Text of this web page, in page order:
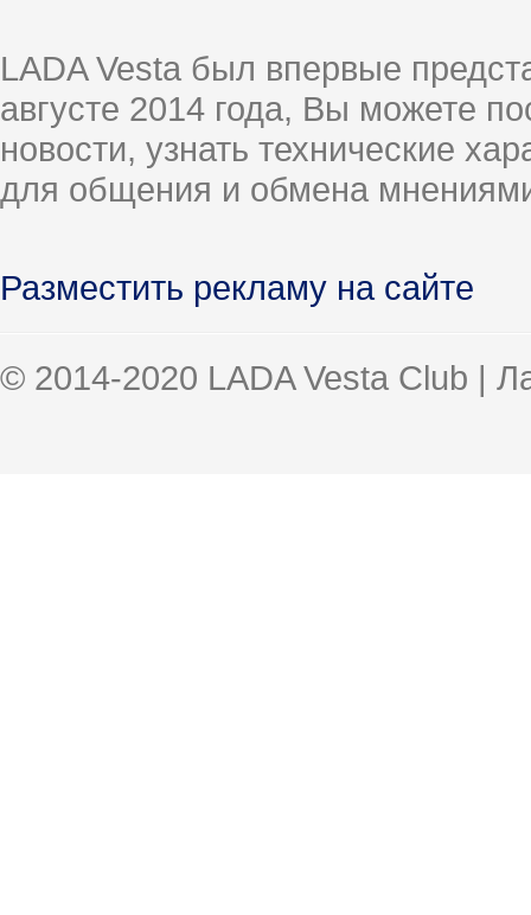
LADA Vesta был впервые
августе 2014 года, Вы можете
новости, узнать технические
для общения и обмена
Разместить рекламу на сайте
© 2014-2020 LADA Vesta Club |